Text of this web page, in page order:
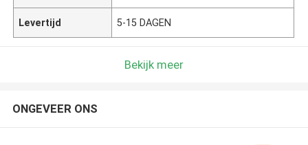
Levertijd 5-15 DAGEN
Bekijk meer
ONGEVEER ONS